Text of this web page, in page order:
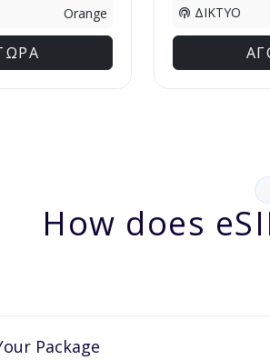
Orange ΔΙΚΤΥΟ
How does
Package